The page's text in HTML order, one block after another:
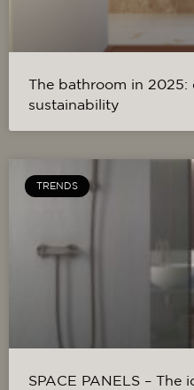
The bathroom in 2025:
sustainability
TRENDS
SPACE PANELS – The